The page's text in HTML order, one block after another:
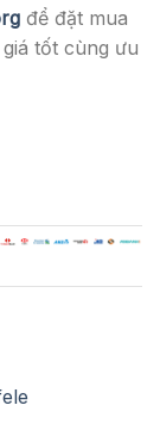
để đặt mua
tốt cùng ưu